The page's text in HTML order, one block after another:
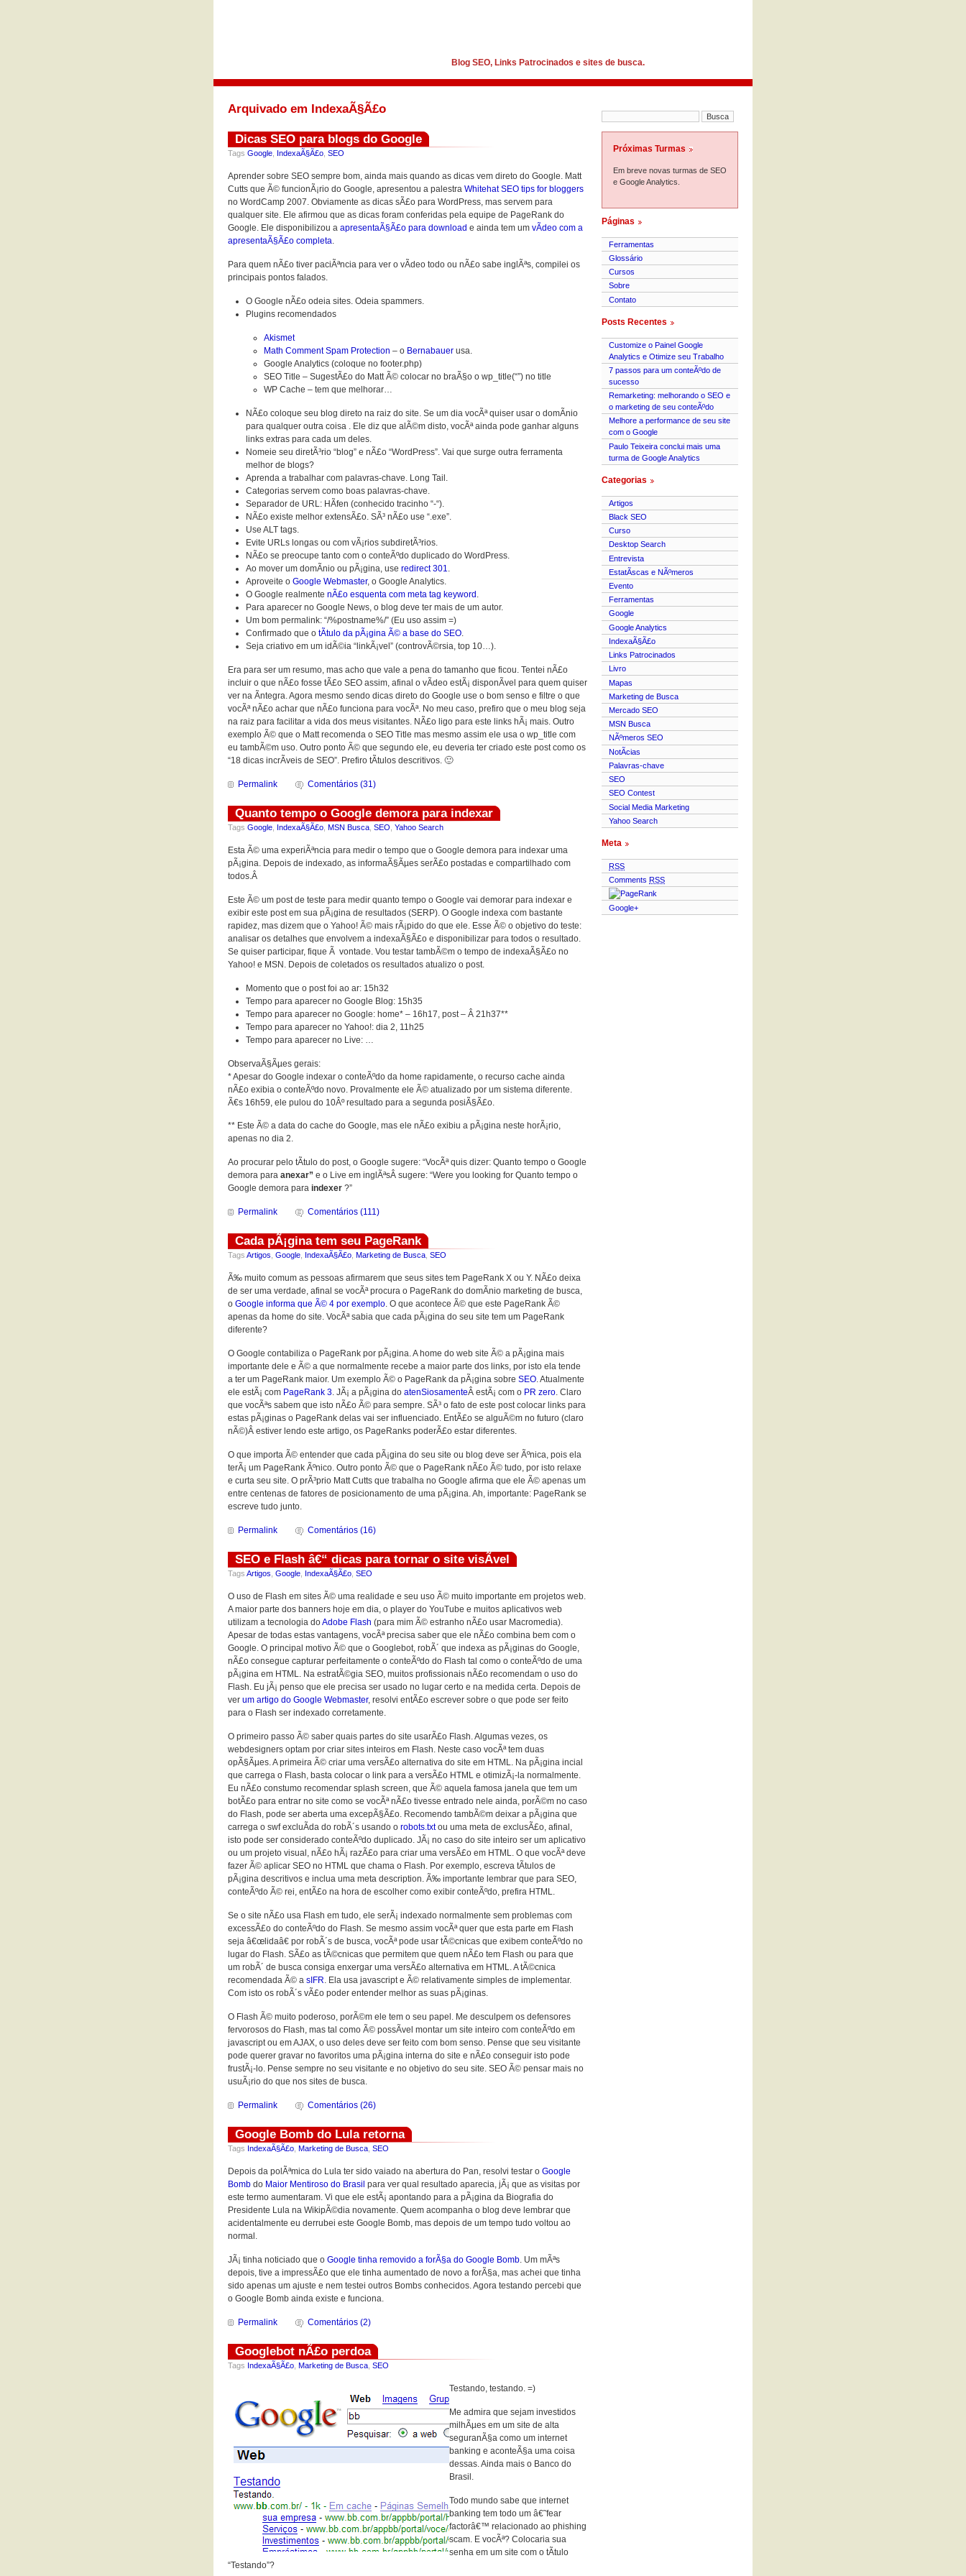
Blog SEO, Links Patrocinados e sites de busca.
Arquivado em IndexaÃ§Ã£o
Dicas SEO para blogs do Google
Tags Google IndexaÃ§Ã£o SEO
Aprender sobre SEO sempre bom, ainda mais quando as dicas vem direto do Google. Matt
Cutts que Ã© funcionÃ¡rio do Google, apresentou a palestra Whitehat SEO tips for bloggers
no WordCamp 2007. Obviamente as dicas sÃ£o para WordPress, mas servem para
qualquer site. Ele afirmou que as dicas foram conferidas pela equipe de PageRank do
Google. Ele disponibilizou a apresentaÃ§Ã£o para download e ainda tem um vÃ­deo com a
apresentaÃ§Ã£o completa.
Para quem nÃ£o tiver paciÃªncia para ver o vÃ­deo todo ou nÃ£o sabe inglÃªs, compilei os
principais pontos falados.
O Google nÃ£o odeia sites. Odeia spammers.
Plugins recomendados
Akismet
Math Comment Spam Protection – o Bernabauerusa.
Google Analytics (coloque no footer.php)
SEO Title – SugestÃ£o do Matt Ã© colocar no braÃ§o o wp_title(“”) no title
WP Cache – tem que melhorar…
NÃ£o coloque seu blog direto na raiz do site. Se um dia vocÃª quiser usar o domÃ­nio
para qualquer outra coisa . Ele diz que alÃ©m disto, vocÃª ainda pode ganhar alguns
links extras para cada um deles.
Nomeie seu diretÃ³rio “blog” e nÃ£o “WordPress”. Vai que surge outra ferramenta
melhor de blogs?
Aprenda a trabalhar com palavras-chave. Long Tail.
Categorias servem como boas palavras-chave.
Separador de URL: HÃ­fen (conhecido tracinho “-“).
NÃ£o existe melhor extensÃ£o. SÃ³ nÃ£o use “.exe”.
Use ALT tags.
Evite URLs longas ou com vÃ¡rios subdiretÃ³rios.
NÃ£o se preocupe tanto com o conteÃºdo duplicado do WordPress.
Ao mover um domÃ­nio ou pÃ¡gina, use redirect 301
Aproveite o Google Webmaster, o Google Analytics.
O Google realmente nÃ£o esquenta com meta tag keyword
Para aparecer no Google News, o blog deve ter mais de um autor.
Um bom permalink: “/%postname%/” (Eu uso assim =)
Confirmado que o tÃ­tulo da pÃ¡gina Ã© a base do SEO.
Seja criativo em um idÃ©ia “linkÃ¡vel” (controvÃ©rsia, top 10…).
Era para ser um resumo, mas acho que vale a pena do tamanho que ficou. Tentei nÃ£o
incluir o que nÃ£o fosse tÃ£o SEO assim, afinal o vÃ­deo estÃ¡ disponÃ­vel para quem quiser
ver na Ã­ntegra. Agora mesmo sendo dicas direto do Google use o bom senso e filtre o que
vocÃª nÃ£o achar que nÃ£o funciona para vocÃª. No meu caso, prefiro que o meu blog seja
na raiz para facilitar a vida dos meus visitantes. NÃ£o ligo para este links hÃ¡ mais. Outro
exemplo Ã© que o Matt recomenda o SEO Title mas mesmo assim ele usa o wp_title com
eu tambÃ©m uso. Outro ponto Ã© que segundo ele, eu deveria ter criado este post como os
“18 dicas incrÃ­veis de SEO”. Prefiro tÃ­tulos descritivos. 🙂
Permalink Comentários (31)
Quanto tempo o Google demora para indexar
Tags Google IndexaÃ§Ã£o MSN Busca SEO Yahoo Search
Esta Ã© uma experiÃªncia para medir o tempo que o Google demora para indexar uma
pÃ¡gina. Depois de indexado, as informaÃ§Ãµes serÃ£o postadas e compartilhado com
todos.Â
Este Ã© um post de teste para medir quanto tempo o Google vai demorar para indexar e
exibir este post em sua pÃ¡gina de resultados (SERP). O Google indexa com bastante
rapidez, mas dizem que o Yahoo! Ã© mais rÃ¡pido do que ele. Esse Ã© o objetivo do teste:
analisar os detalhes que envolvem a indexaÃ§Ã£o e disponibilizar para todos o resultado.
Se quiser participar, fique Ã vontade. Vou testar tambÃ©m o tempo de indexaÃ§Ã£o no
Yahoo! e MSN. Depois de coletados os resultados atualizo o post.
Momento que o post foi ao ar: 15h32
Tempo para aparecer no Google Blog: 15h35
Tempo para aparecer no Google: home* – 16h17, post – Â 21h37**
Tempo para aparecer no Yahoo!: dia 2, 11h25
Tempo para aparecer no Live: …
ObservaÃ§Ãµes gerais:
* Apesar do Google indexar o conteÃºdo da home rapidamente, o recurso cache ainda
nÃ£o exibia o conteÃºdo novo. Provalmente ele Ã© atualizado por um sistema diferente.
Ã€s 16h59, ele pulou do 10Âº resultado para a segunda posiÃ§Ã£o.
** Este Ã© a data do cache do Google, mas ele nÃ£o exibiu a pÃ¡gina neste horÃ¡rio,
apenas no dia 2.
Ao procurar pelo tÃ­tulo do post, o Google sugere: “VocÃª quis dizer: Quanto tempo o Google
demora para anexar” e o Live em inglÃªsÂ sugere: “Were you looking for Quanto tempo o
Google demora para indexer ?”
Permalink Comentários (111)
Cada pÃ¡gina tem seu PageRank
Tags Artigos Google IndexaÃ§Ã£o Marketing de Busca SEO
Ã‰ muito comum as pessoas afirmarem que seus sites tem PageRank X ou Y. NÃ£o deixa
de ser uma verdade, afinal se vocÃª procura o PageRank do domÃ­nio marketing de busca,
o Google informa que Ã© 4 por exemplo. O que acontece Ã© que este PageRank Ã©
apenas da home do site. VocÃª sabia que cada pÃ¡gina do seu site tem um PageRank
diferente?
O Google contabiliza o PageRank por pÃ¡gina. A home do web site Ã© a pÃ¡gina mais
importante dele e Ã© a que normalmente recebe a maior parte dos links, por isto ela tende
a ter um PageRank maior. Um exemplo Ã© o PageRank da pÃ¡gina sobre SEO. Atualmente
ele estÃ¡ com PageRank 3. JÃ¡ a pÃ¡gina do atenSiosamenteÂ estÃ¡ com o PR zero. Claro
que vocÃªs sabem que isto nÃ£o Ã© para sempre. SÃ³ o fato de este post colocar links para
estas pÃ¡ginas o PageRank delas vai ser influenciado. EntÃ£o se alguÃ©m no futuro (claro
nÃ©)Â estiver lendo este artigo, os PageRanks poderÃ£o estar diferentes.
O que importa Ã© entender que cada pÃ¡gina do seu site ou blog deve ser Ãºnica, pois ela
terÃ¡ um PageRank Ãºnico. Outro ponto Ã© que o PageRank nÃ£o Ã© tudo, por isto relaxe
e curta seu site. O prÃ³prio Matt Cutts que trabalha no Google afirma que ele Ã© apenas um
entre centenas de fatores de posicionamento de uma pÃ¡gina. Ah, importante: PageRank se
escreve tudo junto.
Permalink Comentários (16)
SEO e Flash â€“ dicas para tornar o site visÃ­vel
Tags Artigos Google IndexaÃ§Ã£o SEO
O uso de Flash em sites Ã© uma realidade e seu uso Ã© muito importante em projetos web.
A maior parte dos banners hoje em dia, o player do YouTube e muitos aplicativos web
utilizam a tecnologia doAdobe Flash (para mim Ã© estranho nÃ£o usar Macromedia).
Apesar de todas estas vantagens, vocÃª precisa saber que ele nÃ£o combina bem com o
Google. O principal motivo Ã© que o Googlebot, robÃ´ que indexa as pÃ¡ginas do Google,
nÃ£o consegue capturar perfeitamente o conteÃºdo do Flash tal como o conteÃºdo de uma
pÃ¡gina em HTML. Na estratÃ©gia SEO, muitos profissionais nÃ£o recomendam o uso do
Flash. Eu jÃ¡ penso que ele precisa ser usado no lugar certo e na medida certa. Depois de
ver um artigo do Google Webmaster, resolvi entÃ£o escrever sobre o que pode ser feito
para o Flash ser indexado corretamente.
O primeiro passo Ã© saber quais partes do site usarÃ£o Flash. Algumas vezes, os
webdesigners optam por criar sites inteiros em Flash. Neste caso vocÃª tem duas
opÃ§Ãµes. A primeira Ã© criar uma versÃ£o alternativa do site em HTML. Na pÃ¡gina incial
que carrega o Flash, basta colocar o link para a versÃ£o HTML e otimizÃ¡-la normalmente.
Eu nÃ£o constumo recomendar splash screen, que Ã© aquela famosa janela que tem um
botÃ£o para entrar no site como se vocÃª nÃ£o tivesse entrado nele ainda, porÃ©m no caso
do Flash, pode ser aberta uma excepÃ§Ã£o. Recomendo tambÃ©m deixar a pÃ¡gina que
carrega o swf excluÃ­da do robÃ´s usando o robots.txtou uma meta de exclusÃ£o, afinal,
isto pode ser considerado conteÃºdo duplicado. JÃ¡ no caso do site inteiro ser um aplicativo
ou um projeto visual, nÃ£o hÃ¡ razÃ£o para criar uma versÃ£o em HTML. O que vocÃª deve
fazer Ã© aplicar SEO no HTML que chama o Flash. Por exemplo, escreva tÃ­tulos de
pÃ¡gina descritivos e inclua uma meta description. Ã‰ importante lembrar que para SEO,
conteÃºdo Ã© rei, entÃ£o na hora de escolher como exibir conteÃºdo, prefira HTML.
Se o site nÃ£o usa Flash em tudo, ele serÃ¡ indexado normalmente sem problemas com
excessÃ£o do conteÃºdo do Flash. Se mesmo assim vocÃª quer que esta parte em Flash
seja â€œlidaâ€ por robÃ´s de busca, vocÃª pode usar tÃ©cnicas que exibem conteÃºdo no
lugar do Flash. SÃ£o as tÃ©cnicas que permitem que quem nÃ£o tem Flash ou para que
um robÃ´ de busca consiga enxergar uma versÃ£o alternativa em HTML. A tÃ©cnica
recomendada Ã© a sIFR. Ela usa javascript e Ã© relativamente simples de implementar.
Com isto os robÃ´s vÃ£o poder entender melhor as suas pÃ¡ginas.
O Flash Ã© muito poderoso, porÃ©m ele tem o seu papel. Me desculpem os defensores
fervorosos do Flash, mas tal como Ã© possÃ­vel montar um site inteiro com conteÃºdo em
javascript ou em AJAX, o uso deles deve ser feito com bom senso. Pense que seu visitante
pode querer gravar no favoritos uma pÃ¡gina interna do site e nÃ£o conseguir isto pode
frustÃ¡-lo. Pense sempre no seu visitante e no objetivo do seu site. SEO Ã© pensar mais no
usuÃ¡rio do que nos sites de busca.
Permalink Comentários (26)
Google Bomb do Lula retorna
Tags IndexaÃ§Ã£o Marketing de Busca SEO
Depois da polÃªmica do Lula ter sido vaiado na abertura do Pan, resolvi testar o Google
Bomb do Maior Mentiroso do Brasil para ver qual resultado aparecia, jÃ¡ que as visitas por
este termo aumentaram. Vi que ele estÃ¡ apontando para a pÃ¡gina da Biografia do
Presidente Lula na WikipÃ©dia novamente. Quem acompanha o blog deve lembrar que
acidentalmente eu derrubei este Google Bomb, mas depois de um tempo tudo voltou ao
normal.
JÃ¡ tinha noticiado que o Google tinha removido a forÃ§a do Google Bomb. Um mÃªs
depois, tive a impressÃ£o que ele tinha aumentado de novo a forÃ§a, mas achei que tinha
sido apenas um ajuste e nem testei outros Bombs conhecidos. Agora testando percebi que
o Google Bomb ainda existe e funciona.
Permalink Comentários (2)
Googlebot nÃ£o perdoa
Tags IndexaÃ§Ã£o Marketing de Busca SEO
Testando, testando. =)
Me admira que sejam investidos
milhÃµes em um site de alta
seguranÃ§a como um internet
banking e aconteÃ§a uma coisa
dessas. Ainda mais o Banco do
Brasil.
Todo mundo sabe que internet
banking tem todo um â€˜fear
factorâ€™ relacionado ao phishing
scam. E vocÃª? Colocaria sua
senha em um site com o tÃ­tulo
“Testando”?
Próximas Turmas
Em breve novas turmas de SEO
e Google Analytics.
Páginas
Ferramentas
Glossário
Cursos
Sobre
Contato
Posts Recentes
Customize o Painel Google
Analytics e Otimize seu Trabalho
7 passos para um conteÃºdo de
sucesso
Remarketing: melhorando o SEO e
o marketing de seu conteÃºdo
Melhore a performance de seu site
com o Google
Paulo Teixeira conclui mais uma
turma de Google Analytics
Categorias
Artigos
Black SEO
Curso
Desktop Search
Entrevista
EstatÃ­scas e NÃºmeros
Evento
Ferramentas
Google
Google Analytics
IndexaÃ§Ã£o
Links Patrocinados
Livro
Mapas
Marketing de Busca
Mercado SEO
MSN Busca
NÃºmeros SEO
NotÃ­cias
Palavras-chave
SEO
SEO Contest
Social Media Marketing
Yahoo Search
Meta
RSS
Comments RSS
Google+